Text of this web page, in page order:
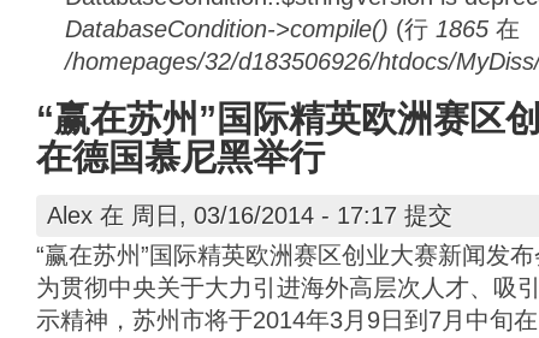
DatabaseCondition->compile() (行 1865 在
/homepages/32/d183506926/htdocs/
“赢在苏州”国际精英欧洲赛区
在德国慕尼黑举行
Alex 在 周日, 03/16/2014 - 17:17 提交
“赢在苏州”国际精英欧洲赛区创业大赛新闻发
为贯彻中央关于大力引进海外高层次人才、吸
示精神，苏州市将于2014年3月9日到7月中旬